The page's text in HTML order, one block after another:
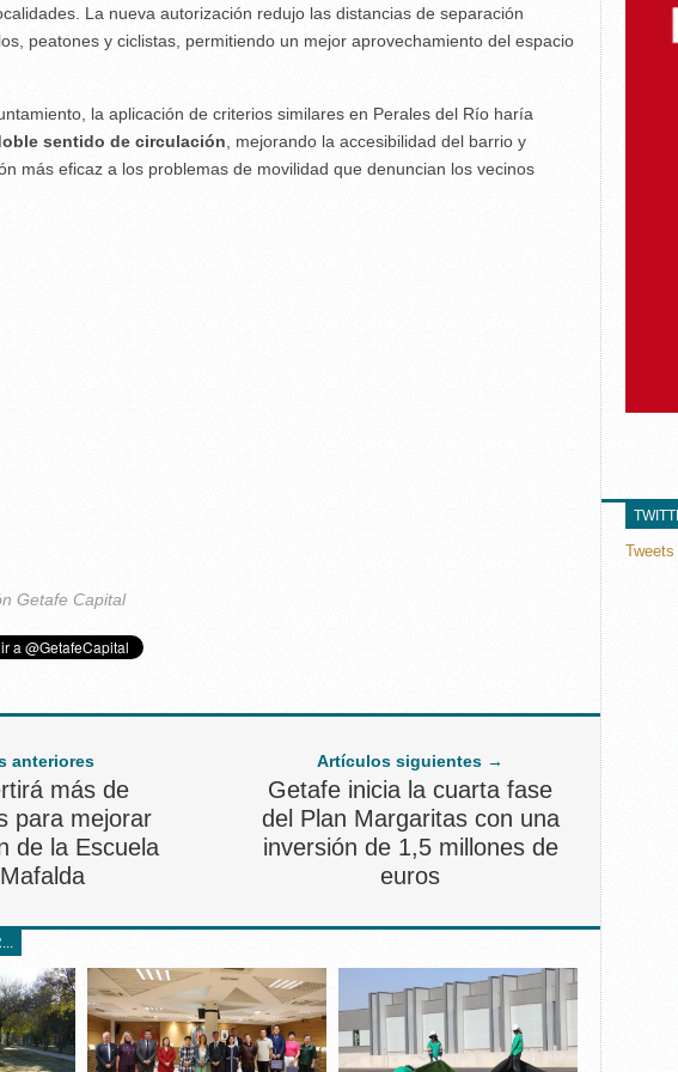
La nueva autorización redujo las distancias de separación
peatones y ciclistas, permitiendo un mejor aprovechamiento del espacio
la aplicación de criterios similares en Perales del Río haría
sentido de circulación , mejorando la accesibilidad del barrio y
más eficaz a los problemas de movilidad que denuncian los vecinos
Getafe Capital
anteriores
más de
para mejorar
de la Escuela
Artículos siguientes →
Getafe inicia la cuarta fase
del Plan Margaritas con una
inversión de 1,5 millones de
euros